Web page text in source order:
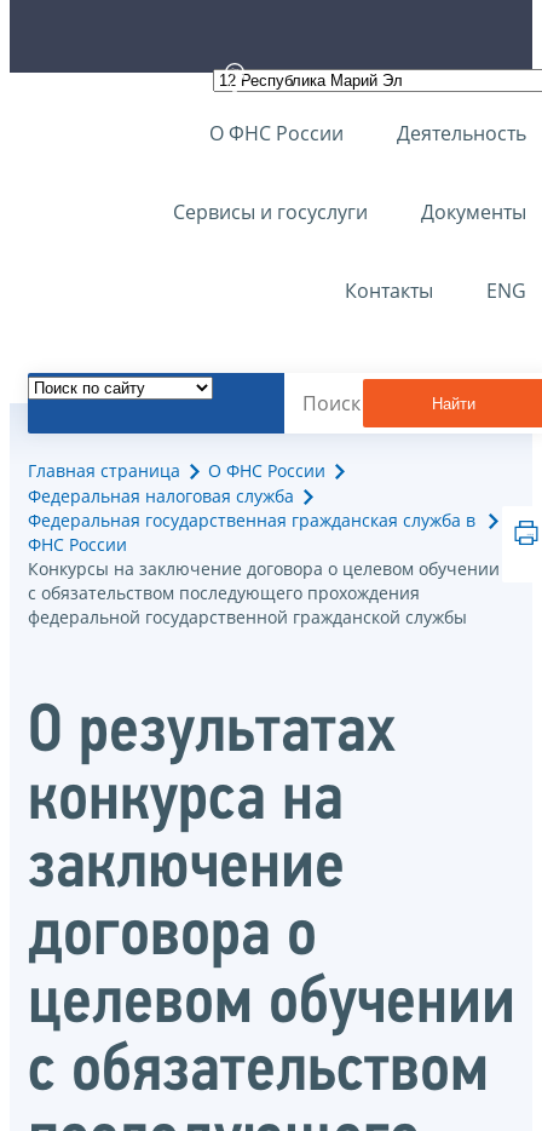
О ФНС России Деятельность
Сервисы и госуслуги Документы
Контакты ENG
Найти
Главная страница
О ФНС России
Федеральная налоговая служба
Федеральная государственная гражданская служба в
ФНС России
Конкурсы на заключение договора о целевом обучении
с обязательством последующего прохождения
федеральной государственной гражданской службы
О результатах
конкурса на
заключение
договора о
целевом обучении
с обязательством